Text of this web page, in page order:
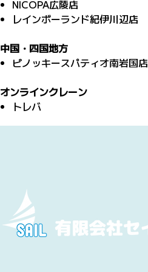
NICOPA広陵店
レインボーランド紀伊川辺店
中国・四国地方
ピノッキースパティオ南岩国店
オンラインクレーン
トレバ